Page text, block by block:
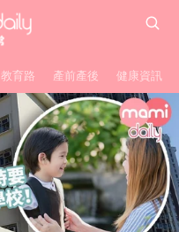
教育路 產前產後 健康資訊